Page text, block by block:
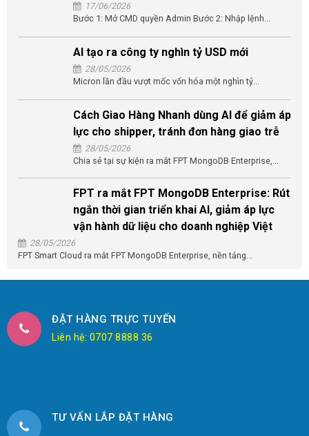
17/06/2026
Bước 1: Mở CMD quyền Admin Bước 2: Nhập lệnh...
AI tạo ra công ty nghìn tỷ USD mới
28/05/2026
Micron lần đầu vượt mốc vốn hóa một nghìn tỷ...
Cách Giao Hàng Nhanh dùng AI để giảm áp
lực cho shipper, tránh đơn hàng giao trễ
28/05/2026
Chia sẻ tại sự kiện ra mắt FPT MongoDB Enterprise,...
FPT ra mắt FPT MongoDB Enterprise: Rút
ngắn thời gian triển khai AI, giảm áp lực
vận hành dữ liệu cho doanh nghiệp Việt
28/05/2026
FPT Smart Cloud ra mắt FPT MongoDB Enterprise, nền tảng...
ĐẶT HÀNG TRỰC TUYẾN
Liên hệ: 0707 8888 36
TƯ VẤN LẮP ĐẶT HÀNG